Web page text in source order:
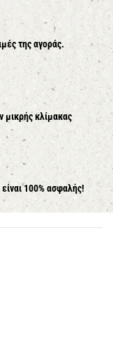
της αγοράς.
κλίμακας
100% ασφαλής!